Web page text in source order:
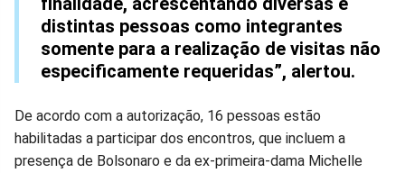
distintas pessoas como integrantes
somente para a realização de visitas não
especificamente requeridas”, alertou.
De acordo com a autorização, 16 pessoas estão
habilitadas a participar dos encontros, que incluem a
presença de Bolsonaro e da ex-primeira-dama Michelle